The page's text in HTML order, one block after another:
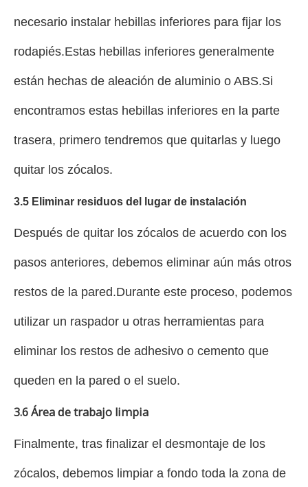
necesario instalar hebillas inferiores para fijar los
rodapiés.Estas hebillas inferiores generalmente
están hechas de aleación de aluminio o ABS.Si
encontramos estas hebillas inferiores en la parte
trasera, primero tendremos que quitarlas y luego
quitar los zócalos.
3.5 Eliminar residuos del lugar de instalación
Después de quitar los zócalos de acuerdo con los
pasos anteriores, debemos eliminar aún más otros
restos de la pared.Durante este proceso, podemos
utilizar un raspador u otras herramientas para
eliminar los restos de adhesivo o cemento que
queden en la pared o el suelo.
3.6 Área de trabajo limpia
Finalmente, tras finalizar el desmontaje de los
zócalos, debemos limpiar a fondo toda la zona de